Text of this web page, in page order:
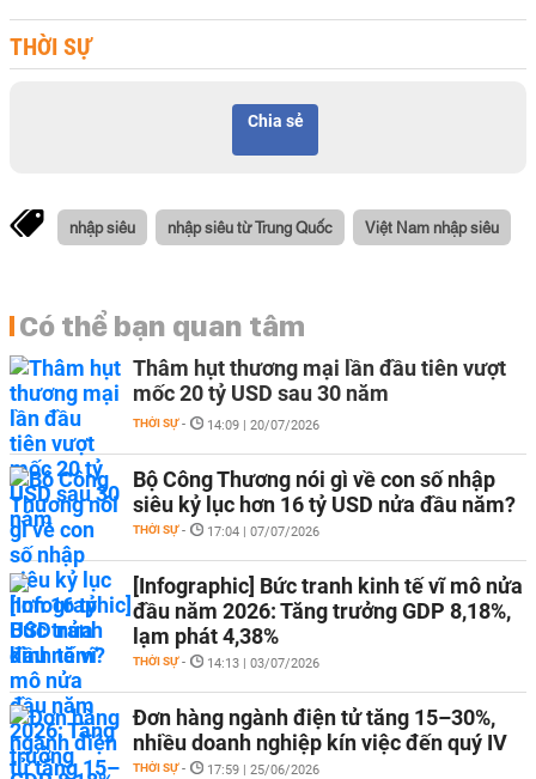
THỜI SỰ
Chia sẻ
nhập siêu nhập siêu từ Trung Quốc Việt Nam nhập siêu
Có thể bạn quan tâm
Thâm hụt thương mại lần đầu tiên vượt
mốc 20 tỷ USD sau 30 năm
THỜI SỰ - 14:09 | 20/07/2026
Bộ Công Thương nói gì về con số nhập
siêu kỷ lục hơn 16 tỷ USD nửa đầu năm?
THỜI SỰ - 17:04 | 07/07/2026
[Infographic] Bức tranh kinh tế vĩ mô nửa
đầu năm 2026: Tăng trưởng GDP 8,18%,
lạm phát 4,38%
THỜI SỰ - 14:13 | 03/07/2026
Đơn hàng ngành điện tử tăng 15–30%,
nhiều doanh nghiệp kín việc đến quý IV
THỜI SỰ - 17:59 | 25/06/2026